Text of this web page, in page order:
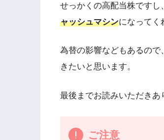
せっかくの高配当株です
ャッシュマシンになってく
為替の影響などもあるの
きたいと思います。
最後までお読みいただきあ
ご注意